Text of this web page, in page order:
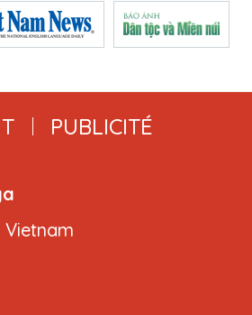
PUBLICITÉ
Vietnam